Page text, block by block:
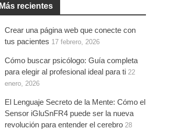
Más recientes
Crear una página web que conecte con
tus pacientes 17 febrero, 2026
Cómo buscar psicólogo: Guía completa
para elegir al profesional ideal para ti 22
enero, 2026
El Lenguaje Secreto de la Mente: Cómo el
Sensor iGluSnFR4 puede ser la nueva
revolución para entender el cerebro 28